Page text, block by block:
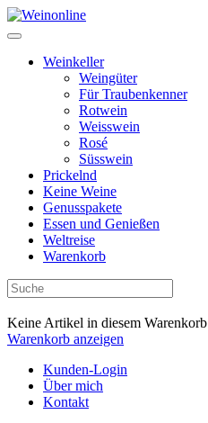
Weinkeller
Weingüter
Für Traubenkenner
Rotwein
Weisswein
Rosé
Süsswein
Prickelnd
Keine Weine
Genusspakete
Essen und Genießen
Weltreise
Warenkorb
Keine Artikel in diesem Warenkorb
Warenkorb anzeigen
Kunden-Login
Über mich
Kontakt